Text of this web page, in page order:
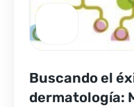
Buscando el
dermatología: